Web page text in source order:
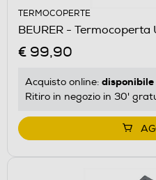
TERMOCOPERTE
BEURER -
€ 99,90
Acquisto online: disponibile
Ritiro in negozio in 30'